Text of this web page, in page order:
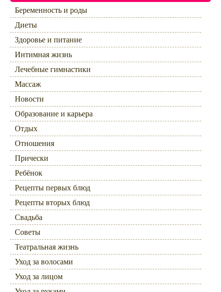
Беременность и роды
Диеты
Здоровье и питание
Интимная жизнь
Лечебные гимнастики
Массаж
Новости
Образование и карьера
Отдых
Отношения
Прически
Ребёнок
Рецепты первых блюд
Рецепты вторых блюд
Свадьба
Советы
Театральная жизнь
Уход за волосами
Уход за лицом